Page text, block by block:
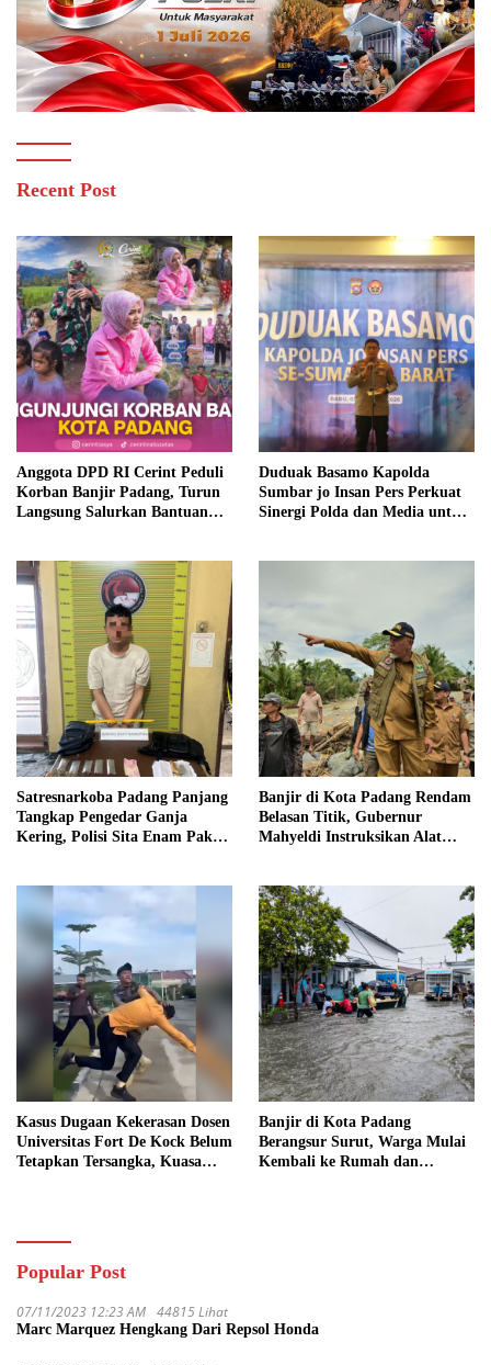
Recent Post
Anggota DPD RI Cerint Peduli
Korban Banjir Padang, Turun
Langsung Salurkan Bantuan
Duduak Basamo Kapolda
Sumbar jo Insan Pers Perkuat
Sinergi Polda dan Media untuk
Satresnarkoba Padang Panjang
Tangkap Pengedar Ganja
Kering, Polisi Sita Enam Paket
Banjir di Kota Padang Rendam
Belasan Titik, Gubernur
Mahyeldi Instruksikan Alat
Kasus Dugaan Kekerasan Dosen
Universitas Fort De Kock Belum
Tetapkan Tersangka, Kuasa
Banjir di Kota Padang
Berangsur Surut, Warga Mulai
Kembali ke Rumah dan
Popular Post
07/11/2023 12:23 AM 44815 Lihat
Marc Marquez Hengkang Dari Repsol Honda